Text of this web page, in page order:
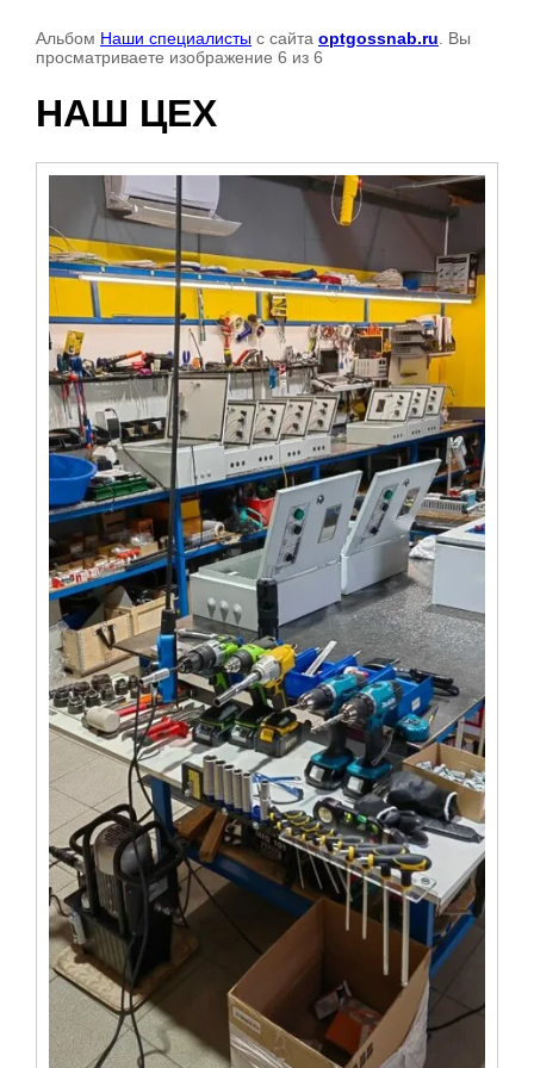
Альбом Наши специалисты с сайта optgossnab.ru . Вы
просматриваете изображение 6 из 6
НАШ ЦЕХ